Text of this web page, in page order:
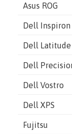
Asus ROG
Dell Inspiron
Dell Latitude
Dell
Dell Vostro
Dell XPS
Fujitsu